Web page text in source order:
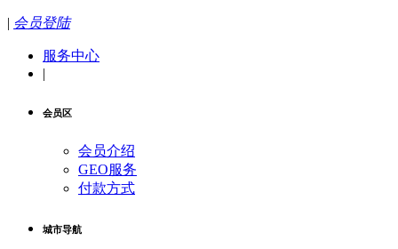
| 会员登陆
服务中心
|
会员区
会员介绍
GEO服务
付款方式
城市导航